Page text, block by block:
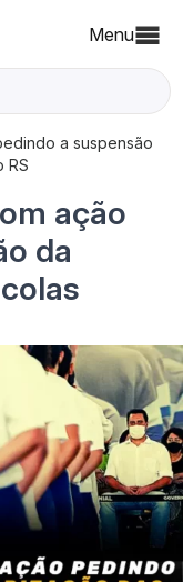
Menu
a suspensão
RS
ação
da